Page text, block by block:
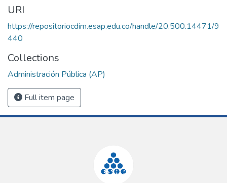
URI
https://repositoriocdim.esap.edu.co/handle/20.500.14471/9
440
Collections
Administración Pública (AP)
Full item page